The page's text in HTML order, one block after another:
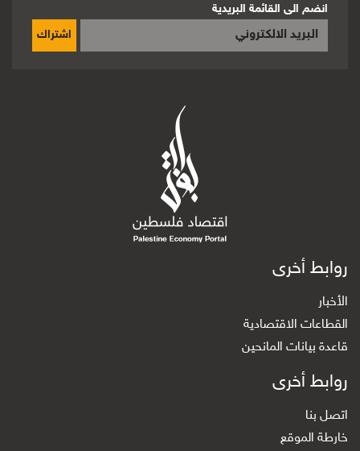
انضم الى القائمة البريدية
اشتراك
روابط أخرى
الأخبار
القطاعات الاقتصادية
قاعدة بيانات المانحين
روابط أخرى
اتصل بنا
خارطة الموقع